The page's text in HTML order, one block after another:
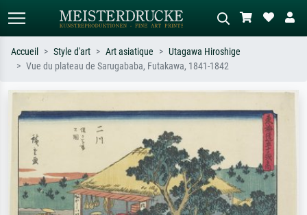
Recherchez par artiste, titre ou style –
ex. Monet, Nuit étoilée,
impressionnisme, vague de Hokusai,
nu.
abstrait avec beaucoup de rouge,
tableau sombre, nu debout près d'un
Accueil Style d'art Art asiatique
Utagawa Hiroshige
Vue du plateau de Sarugababa, Futakawa, 1841-1842